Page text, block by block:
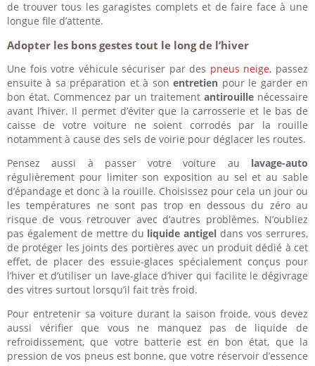
de trouver tous les garagistes complets et de faire face à une
longue file d’attente.
Adopter les bons gestes tout le long de l’hiver
Une fois votre véhicule sécuriser par des pneus neige, passez
ensuite à sa préparation et à sonentretien pour le garder en
bon état. Commencez par un traitement antirouille nécessaire
avant l’hiver. Il permet d’éviter que la carrosserie et le bas de
caisse de votre voiture ne soient corrodés par la rouille
notamment à cause des sels de voirie pour déglacer les routes.
Pensez aussi à passer votre voiture au lavage-auto
régulièrement pour limiter son exposition au sel et au sable
d’épandage et donc à la rouille. Choisissez pour cela un jour ou
les températures ne sont pas trop en dessous du zéro au
risque de vous retrouver avec d’autres problèmes. N’oubliez
pas également de mettre du liquide antigel dans vos serrures,
de protéger les joints des portières avec un produit dédié à cet
effet, de placer des essuie-glaces spécialement conçus pour
l’hiver et d’utiliser un lave-glace d’hiver qui facilite le dégivrage
des vitres surtout lorsqu’il fait très froid.
Pour entretenir sa voiture durant la saison froide, vous devez
aussi vérifier que vous ne manquez pas de liquide de
refroidissement, que votre batterie est en bon état, que la
pression de vos pneus est bonne, que votre réservoir d’essence